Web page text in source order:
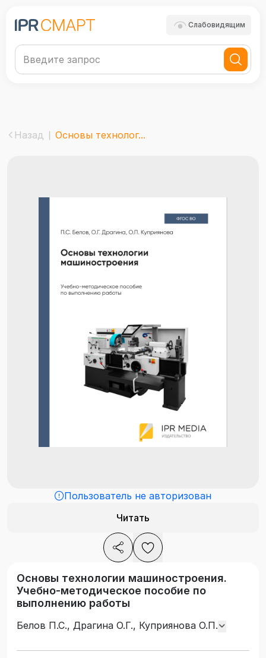
Слабовидящим
Назад Основы технолог...
Пользователь не авторизован
Читать
Основы технологии машиностроения.
Учебно-методическое пособие по
выполнению работы
Белов П.С., Драгина О.Г., Куприянова О.П.